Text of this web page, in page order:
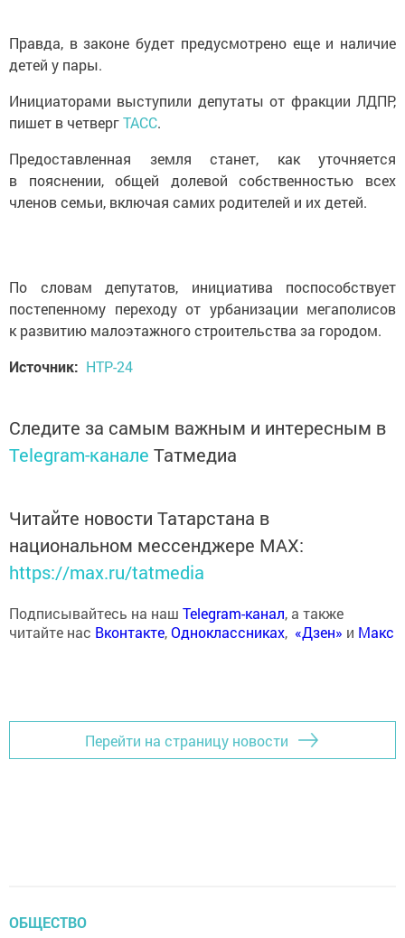
Правда, в законе будет предусмотрено еще и наличие
детей у пары.
Инициаторами выступили депутаты от фракции ЛДПР,
пишет в четвергТАСС.
Предоставленная земля станет, как уточняется
в пояснении, общей долевой собственностью всех
членов семьи, включая самих родителей и их детей.
По словам депутатов, инициатива поспособствует
постепенному переходу от урбанизации мегаполисов
к развитию малоэтажного строительства за городом.
Источник: НТР-24
Следите за самым важным и интересным в
Telegram-канале Татмедиа
Читайте новости Татарстана в
национальном мессенджере MАХ:
https://max.ru/tatmedia
Подписывайтесь на наш Telegram-канал, а также
читайте нас Вконтакте,Одноклассниках, «Дзен» и Макс
Перейти на страницу новости
ОБЩЕСТВО